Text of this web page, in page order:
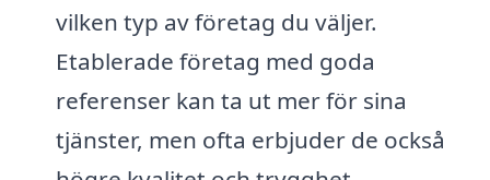
vilken typ av företag du väljer.
Etablerade företag med goda
referenser kan ta ut mer för sina
tjänster, men ofta erbjuder de också